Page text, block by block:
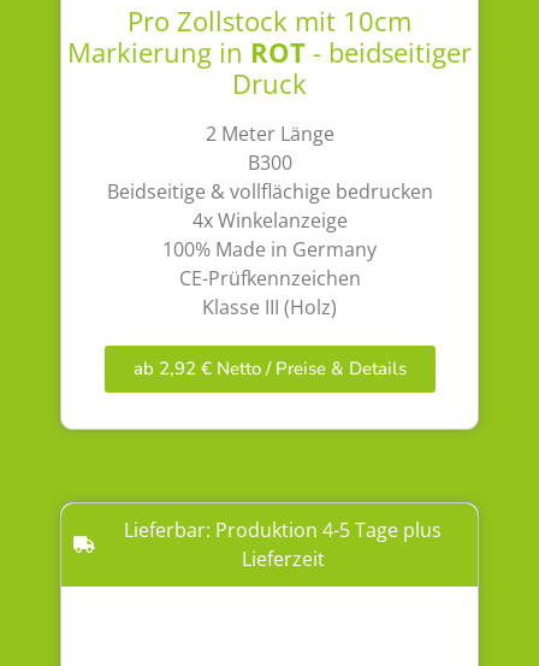
Pro Zollstock mit 10cm
Markierung in ROT- beidseitiger
Druck
2 Meter Länge
B300
Beidseitige & vollflächige bedrucken
4x Winkelanzeige
100% Made in Germany
CE-Prüfkennzeichen
Klasse III (Holz)
ab 2,92 € Netto / Preise & Details
Lieferbar: Produktion 4-5 Tage plus
Lieferzeit